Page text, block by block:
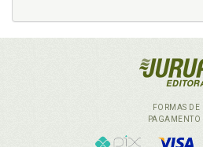
FORMAS DE
PAGAMENTO